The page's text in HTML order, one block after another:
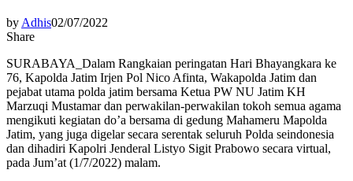
by Adhis02/07/2022
Share
SURABAYA_Dalam Rangkaian peringatan Hari Bhayangkara ke
76, Kapolda Jatim Irjen Pol Nico Afinta, Wakapolda Jatim dan
pejabat utama polda jatim bersama Ketua PW NU Jatim KH
Marzuqi Mustamar dan perwakilan-perwakilan tokoh semua agama
mengikuti kegiatan do’a bersama di gedung Mahameru Mapolda
Jatim, yang juga digelar secara serentak seluruh Polda seindonesia
dan dihadiri Kapolri Jenderal Listyo Sigit Prabowo secara virtual,
pada Jum’at (1/7/2022) malam.